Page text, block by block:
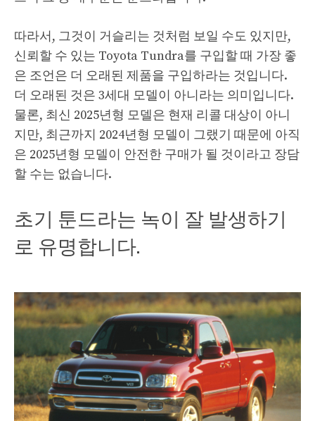
따라서, 그것이 거슬리는 것처럼 보일 수도 있지만,
신뢰할 수 있는 Toyota Tundra를 구입할 때 가장 좋
은 조언은 더 오래된 제품을 구입하라는 것입니다.
더 오래된 것은 3세대 모델이 아니라는 의미입니다.
물론, 최신 2025년형 모델은 현재 리콜 대상이 아니
지만, 최근까지 2024년형 모델이 그랬기 때문에 아직
은 2025년형 모델이 안전한 구매가 될 것이라고 장담
할 수는 없습니다.
초기 툰드라는 녹이 잘 발생하기
로 유명합니다.